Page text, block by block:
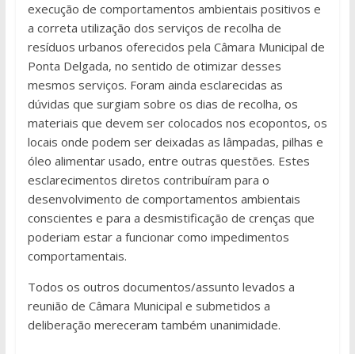
execução de comportamentos ambientais positivos e
a correta utilização dos serviços de recolha de
resíduos urbanos oferecidos pela Câmara Municipal de
Ponta Delgada, no sentido de otimizar desses
mesmos serviços. Foram ainda esclarecidas as
dúvidas que surgiam sobre os dias de recolha, os
materiais que devem ser colocados nos ecopontos, os
locais onde podem ser deixadas as lâmpadas, pilhas e
óleo alimentar usado, entre outras questões. Estes
esclarecimentos diretos contribuíram para o
desenvolvimento de comportamentos ambientais
conscientes e para a desmistificação de crenças que
poderiam estar a funcionar como impedimentos
comportamentais.
Todos os outros documentos/assunto levados a
reunião de Câmara Municipal e submetidos a
deliberação mereceram também unanimidade.